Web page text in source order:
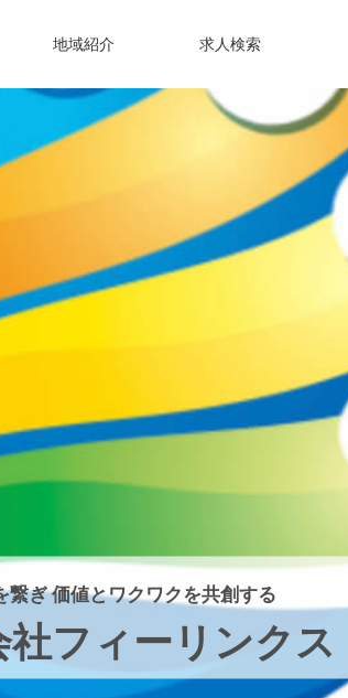
地域紹介 求人検索
繋ぎ 価値とワクワクを共創する
社フィーリンクス